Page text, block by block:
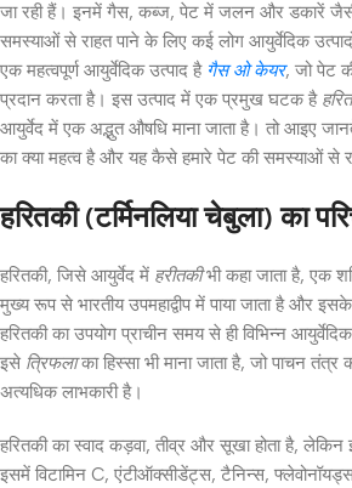
जा रही हैं। इनमें गैस, कब्ज, पेट में जलन और डकारें
समस्याओं से राहत पाने के लिए कई लोग आयुर्वेदिक
एक महत्वपूर्ण आयुर्वेदिक उत्पाद है गैस ओ केयर, जो पेट
प्रदान करता है। इस उत्पाद में एक प्रमुख घटक है
आयुर्वेद में एक अद्भुत औषधि माना जाता है। तो आइए
का क्या महत्व है और यह कैसे हमारे पेट की समस्याओं से
हरितकी (टर्मिनलिया चेबुला) का
हरितकी, जिसे आयुर्वेद में हरीतकीभी कहा जाता है, एक
मुख्य रूप से भारतीय उपमहाद्वीप में पाया जाता है और
हरितकी का उपयोग प्राचीन समय से ही विभिन्न
इसे त्रिफलाका हिस्सा भी माना जाता है, जो पाचन
अत्यधिक लाभकारी है।
हरितकी का स्वाद कड़वा, तीव्र और सूखा होता है,
इसमें विटामिन C, एंटीऑक्सीडेंट्स, टैनिन्स,